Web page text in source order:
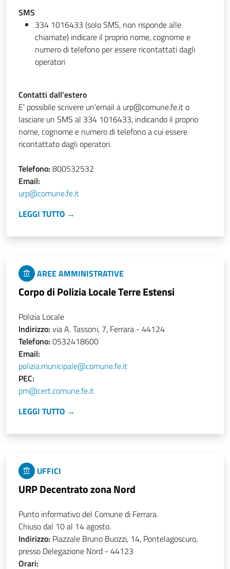
SMS
334 1016433 (solo SMS, non risponde alle
chiamate) indicare il proprio nome, cognome e
numero di telefono per essere ricontattati dagli
operatori
Contatti dall'estero
E' possibile scrivere un'email a urp@comune.fe.it o
lasciare un SMS al 334 1016433, indicando il proprio
nome, cognome e numero di telefono a cui essere
ricontattato dagli operatori.
Telefono: 800532532
Email:
urp@comune.fe.it
LEGGI TUTTO →
AREE AMMINISTRATIVE
Corpo di Polizia Locale Terre Estensi
Polizia Locale
Indirizzo: via A. Tassoni, 7, Ferrara - 44124
Telefono: 0532418600
Email:
polizia.municipale@comune.fe.it
PEC:
pm@cert.comune.fe.it
LEGGI TUTTO →
UFFICI
URP Decentrato zona Nord
Punto informativo del Comune di Ferrara.
Chiuso dal 10 al 14 agosto.
Indirizzo: Piazzale Bruno Buozzi, 14, Pontelagoscuro,
presso Delegazione Nord - 44123
Orari: